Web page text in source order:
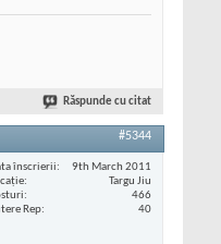
Răspunde cu citat
#5344
înscrierii
9th March 2011
Targu Jiu
466
Rep
40